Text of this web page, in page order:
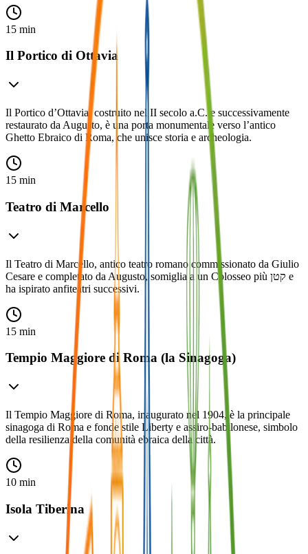
15 min
Il Portico di Ottavia
Il Portico d’Ottavia, costruito nel II secolo a.C. e successivamente
restaurato da Augusto, è una porta monumentale verso l’antico
Ghetto Ebraico di Roma, che unisce storia e archeologia.
15 min
Teatro di Marcello
Il Teatro di Marcello, antico teatro romano commissionato da Giulio
Cesare e completato da Augusto, somiglia a un Colosseo più קטן e
ha ispirato anfiteatri successivi.
15 min
Tempio Maggiore di Roma (la Sinagoga)
Il Tempio Maggiore di Roma, inaugurato nel 1904, è la principale
sinagoga di Roma e fonde stile Liberty e assiro-babilonese, simbolo
della resilienza della comunità ebraica della città.
10 min
Isola Tiberina